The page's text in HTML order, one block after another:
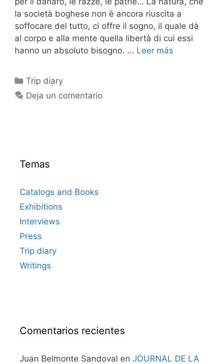
la società boghese non è ancora riuscita a
soffocare del tutto, ci offre il sogno, il quale dà
al corpo e alla mente quella libertà di cui essi
hanno un absoluto bisogno. … Leer más
Categorías
Trip diary
Deja un comentario
Temas
Catalogs and Books
Exhibitions
Interviews
Press
Trip diary
Writings
Comentarios recientes
Juan Belmonte Sandoval en JOURNAL DE LA